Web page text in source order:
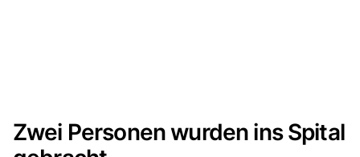
Zwei Personen wurden ins Spital